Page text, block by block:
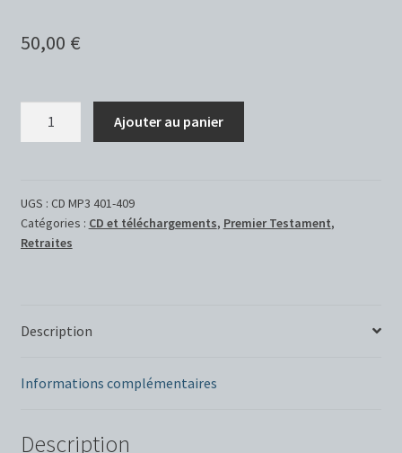
50,00 €
avec
le
Cantique
CD
Auteur
Jean
Ajouter au panier
UGS : CD MP3 401-409
Catégories : CD et téléchargements, Premier Testament,
Retraites
Description
Informations complémentaires
Description